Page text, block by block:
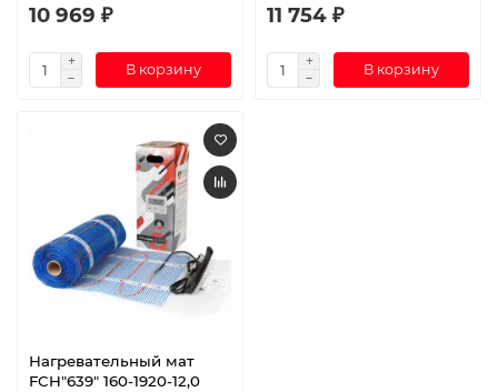
10 969 ₽
В корзину
11 754 ₽
В корзину
Нагревательный мат
FCH"639" 160-1920-12,0